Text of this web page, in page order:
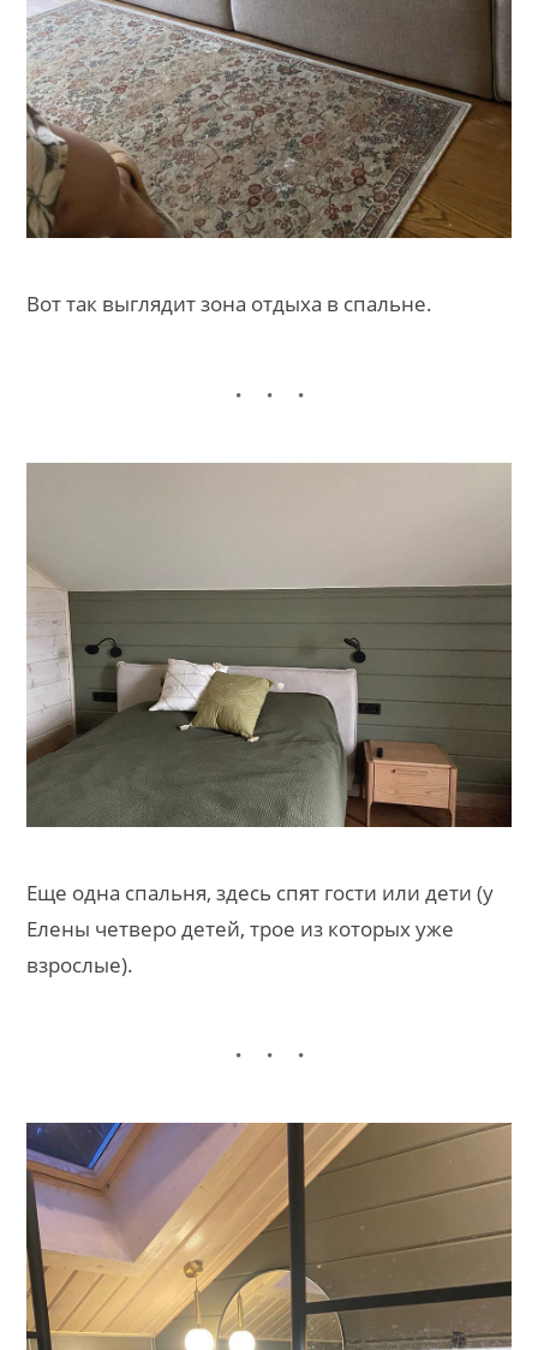
Вот так выглядит зона отдыха в спальне.
Еще одна спальня, здесь спят гости или дети (у
Елены четверо детей, трое из которых уже
взрослые).